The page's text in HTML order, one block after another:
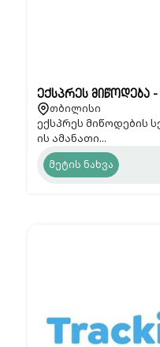
ექსპრეს მიწოდება -
თბილისი
ექსპრეს მიწოდების
ის ამანათი...
მეტის ნახვა